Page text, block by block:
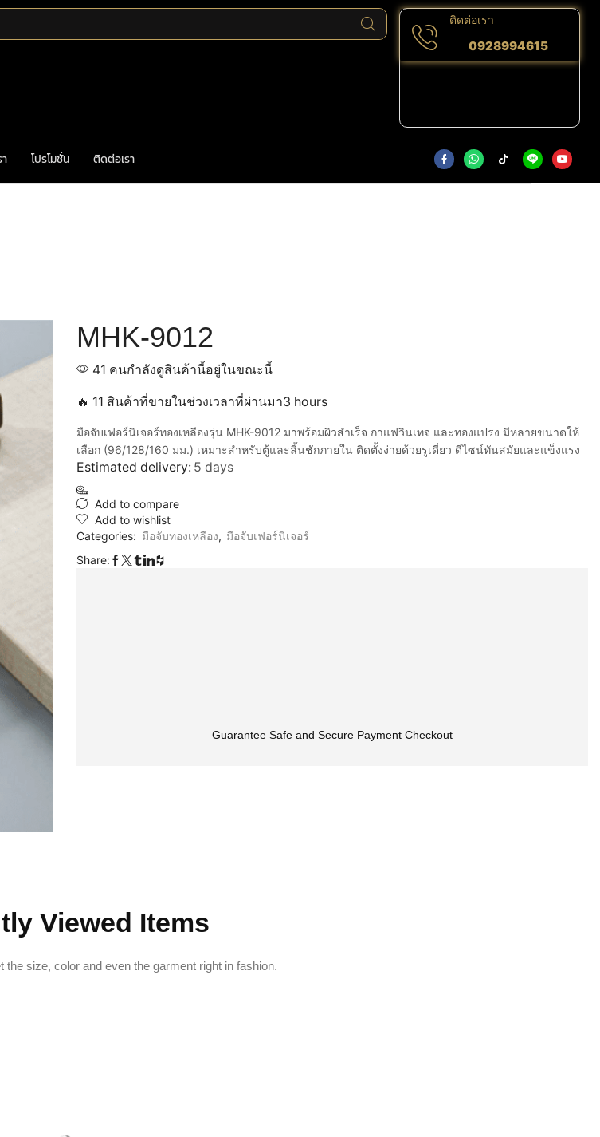
ติดต่อเรา
0928994615
โปรโมชั่น ติดต่อเรา
MHK-9012
41 คนกำลังดูสินค้านี้อยู่ในขณะนี้
🔥 11 สินค้าที่ขายในช่วงเวลาที่ผ่านมา3 hours
มือจับเฟอร์นิเจอร์ทองเหลืองรุ่น MHK-9012 มาพร้อมผิวสำเร็จ กาแฟวินเทจ และทองแปรง มีหลายขนาดให้
เลือก (96/128/160 มม.) เหมาะสำหรับตู้และลิ้นชักภายใน ติดตั้งง่ายด้วยรูเดี่ยว ดีไซน์ทันสมัยและแข็งแรง
Estimated delivery: 5 days
Add to compare
Add to wishlist
Categories: มือจับทองเหลือง, มือจับเฟอร์นิเจอร์
Share:
Guarantee Safe and Secure Payment Checkout
Viewed Items
the size, color and even the garment right in fashion.